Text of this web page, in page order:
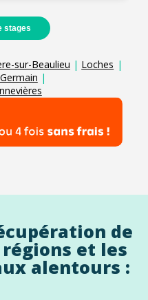
stages
sur-Beaulieu | Loches |
|
de
et les
alentours :